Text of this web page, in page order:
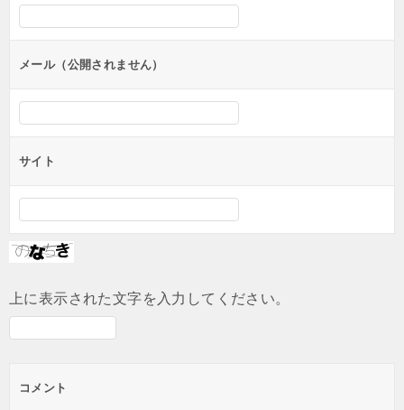
シ
ンメール（公開されません）
サイト
上に表示された文字を入力してください。
コメント